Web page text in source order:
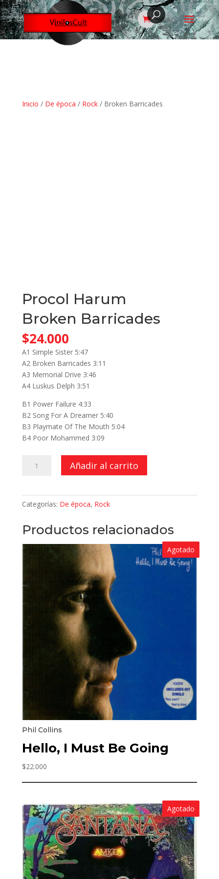
Inicio / De época / Rock/ Broken Barricades
Procol Harum
Broken Barricades
$24.000
A1 Simple Sister 5:47
A2 Broken Barricades 3:11
A3 Memorial Drive 3:46
A4 Luskus Delph 3:51
B1 Power Failure 4:33
B2 Song For A Dreamer 5:40
B3 Playmate Of The Mouth 5:04
B4 Poor Mohammed 3:09
Añadir al carrito
Categorías: De época, Rock
Productos relacionados
Agotado
Phil Collins
Hello, I Must Be Going
$22.000
Agotado